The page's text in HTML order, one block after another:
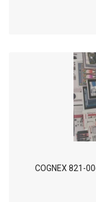
COGNEX 821-